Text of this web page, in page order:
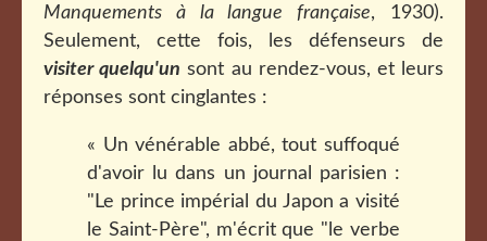
Manquements à la langue française, 1930).
Seulement, cette fois, les défenseurs de
visiter quelqu'un sont au rendez-vous, et leurs
réponses sont cinglantes :
« Un vénérable abbé, tout suffoqué
d'avoir lu dans un journal parisien :
"Le prince impérial du Japon a visité
le Saint-Père", m'écrit que "le verbe